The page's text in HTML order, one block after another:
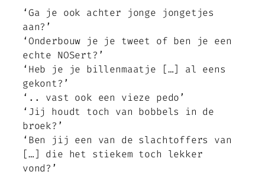
‘Ga je ook achter jonge jongetjes
aan?’
‘Onderbouw je je tweet of ben je een
echte NOSert?’
‘Heb je je billenmaatje […] al eens
gekont?’
‘.. vast ook een vieze pedo’
‘Jij houdt toch van bobbels in de
broek?’
‘Ben jij een van de slachtoffers van
[…] die het stiekem toch lekker
vond?’